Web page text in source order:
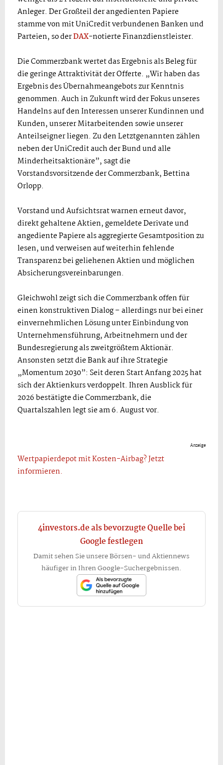
Anleger. Der Großteil der angedienten Papiere
stamme von mit UniCredit verbundenen Banken und
Parteien, so derDAX-notierte Finanzdienstleister.
Die Commerzbank wertet das Ergebnis als Beleg für
die geringe Attraktivität der Offerte. „Wir haben das
Ergebnis des Übernahmeangebots zur Kenntnis
genommen. Auch in Zukunft wird der Fokus unseres
Handelns auf den Interessen unserer Kundinnen und
Kunden, unserer Mitarbeitenden sowie unserer
Anteilseigner liegen. Zu den Letztgenannten zählen
neben der UniCredit auch der Bund und alle
Minderheitsaktionäre”, sagt die
Vorstandsvorsitzende der Commerzbank, Bettina
Orlopp.
Vorstand und Aufsichtsrat warnen erneut davor,
direkt gehaltene Aktien, gemeldete Derivate und
angediente Papiere als aggregierte Gesamtposition zu
lesen, und verweisen auf weiterhin fehlende
Transparenz bei geliehenen Aktien und möglichen
Absicherungsvereinbarungen.
Gleichwohl zeigt sich die Commerzbank offen für
einen konstruktiven Dialog – allerdings nur bei einer
einvernehmlichen Lösung unter Einbindung von
Unternehmensführung, Arbeitnehmern und der
Bundesregierung als zweitgrößtem Aktionär.
Ansonsten setzt die Bank auf ihre Strategie
„Momentum 2030”: Seit deren Start Anfang 2025 hat
sich der Aktienkurs verdoppelt. Ihren Ausblick für
2026 bestätigte die Commerzbank, die
Quartalszahlen legt sie am 6. August vor.
Anzeige
Wertpapierdepot mit Kosten-Airbag? Jetzt
informieren.
4investors.de als bevorzugte Quelle bei
Google festlegen
Damit sehen Sie unsere Börsen- und Aktiennews
häufiger in Ihren Google-Suchergebnissen.